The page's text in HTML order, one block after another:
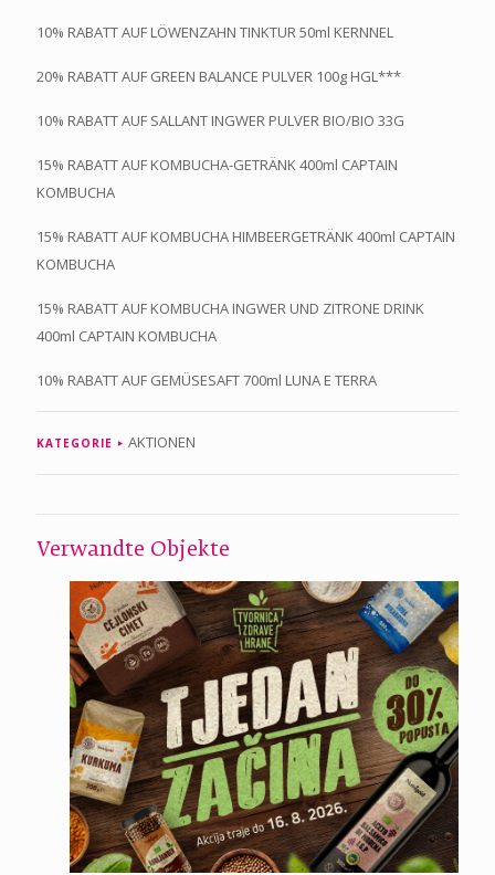
10% RABATT AUF LÖWENZAHN TINKTUR 50ml KERNNEL
20% RABATT AUF GREEN BALANCE PULVER 100g HGL***
10% RABATT AUF SALLANT INGWER PULVER BIO/BIO 33G
15% RABATT AUF KOMBUCHA-GETRÄNK 400ml CAPTAIN
KOMBUCHA
15% RABATT AUF KOMBUCHA HIMBEERGETRÄNK 400ml CAPTAIN
KOMBUCHA
15% RABATT AUF KOMBUCHA INGWER UND ZITRONE DRINK
400ml CAPTAIN KOMBUCHA
10% RABATT AUF GEMÜSESAFT 700ml LUNA E TERRA
KATEGORIE AKTIONEN
Verwandte Objekte